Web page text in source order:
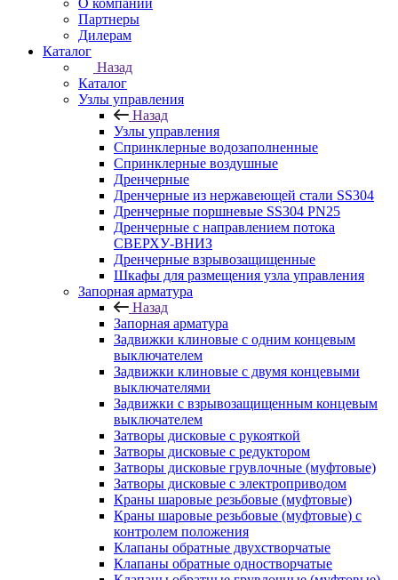
О компании
Партнеры
Дилерам
Каталог
Назад
Каталог
Узлы управления
Назад
Узлы управления
Cпринклерные водозаполненные
Cпринклерные воздушные
Дренчерные
Дренчерные из нержавеющей стали SS304
Дренчерные поршневые SS304 PN25
Дренчерные с направлением потока
СВЕРХУ-ВНИЗ
Дренчерные взрывозащищенные
Шкафы для размещения узла управления
Запорная арматура
Назад
Запорная арматура
Задвижки клиновые с одним концевым
выключателем
Задвижки клиновые с двумя концевыми
выключателями
Задвижки с взрывозащищенным концевым
выключателем
Затворы дисковые с рукояткой
Затворы дисковые с редуктором
Затворы дисковые грувлочные (муфтовые)
Затворы дисковые с электроприводом
Краны шаровые резьбовые (муфтовые)
Краны шаровые резьбовые (муфтовые) с
контролем положения
Клапаны обратные двухстворчатые
Клапаны обратные одностворчатые